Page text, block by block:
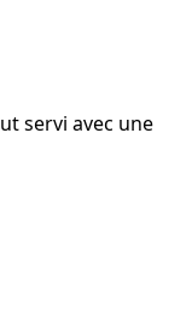
servi avec une